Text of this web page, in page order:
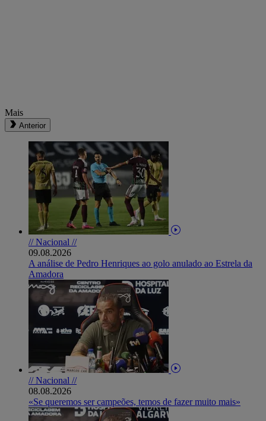
Mais
Anterior
// Nacional //
09.08.2026
A análise de Pedro Henriques ao golo anulado ao Estrela da
Amadora
// Nacional //
08.08.2026
«Se queremos ser campeões, temos de fazer muito mais»